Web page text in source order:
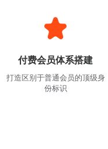
付费会员体系搭建
打造区别于普通会员的顶级身
份标识